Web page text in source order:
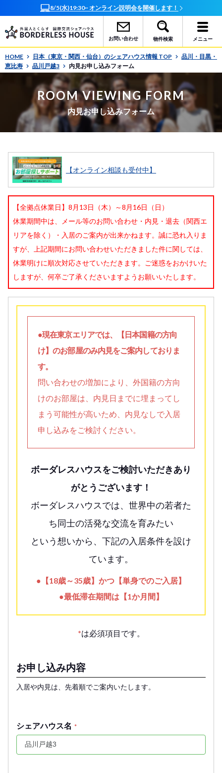
8/5(水)19:30~ オンライン説明会を開催します！
お問い合わせ 物件検索 メニュー
HOME 日本（東京・関西・仙台）のシェアハウス情報 TOP
品川・目黒・
恵比寿
品川戸越3 内見お申し込みフォーム
ROOM VIEWING FORM
内見お申し込みフォーム
【オンライン相談も受付中】
【全拠点休業日】8月13日（木）～8月16日（日）
休業期間中は、メール等のお問い合わせ・内見・退去（関西エ
リアを除く）・入居のご案内が出来かねます。誠に恐れ入りま
すが、上記期間にお問い合わせいただきました件に関しては、
休業明けに順次対応させていただきます。ご迷惑をおかけいた
しますが、何卒ご了承くださいますようお願いいたします。
●現在東京エリアでは、【日本国籍の方向
け】のお部屋のみ内見をご案内しておりま
す。
問い合わせの増加により、外国籍の方向
けのお部屋は、内見日までに埋まってし
まう可能性が高いため、内見なしで入居
申し込みをご検討ください。
ボーダレスハウスをご検討いただきあり
がとうございます！
ボーダレスハウスでは、世界中の若者た
ち同士の活発な交流を育みたい
という想いから、下記の入居条件を設け
ています。
●【18歳～35歳】かつ【単身でのご入居】
●最低滞在期間は【1か月間】
*は必須項目です。
お申し込み内容
入居や内見は、先着順でご案内いたします。
シェアハウス名 *